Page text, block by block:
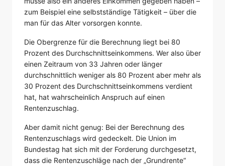
zum Beispiel eine selbstständige Tätigkeit – über die
man für das Alter vorsorgen konnte.
Die Obergrenze für die Berechnung liegt bei 80
Prozent des Durchschnittseinkommens. Wer also über
einen Zeitraum von 33 Jahren oder länger
durchschnittlich weniger als 80 Prozent aber mehr als
30 Prozent des Durchschnittseinkommens verdient
hat, hat wahrscheinlich Anspruch auf einen
Rentenzuschlag.
Aber damit nicht genug: Bei der Berechnung des
Rentenzuschlags wird gedeckelt. Die Union im
Bundestag hat sich mit der Forderung durchgesetzt,
dass die Rentenzuschläge nach der „Grundrente“